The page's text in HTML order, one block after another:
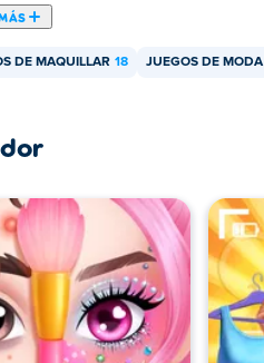
DE MAQUILLAR 18 JUEGOS DE MODA